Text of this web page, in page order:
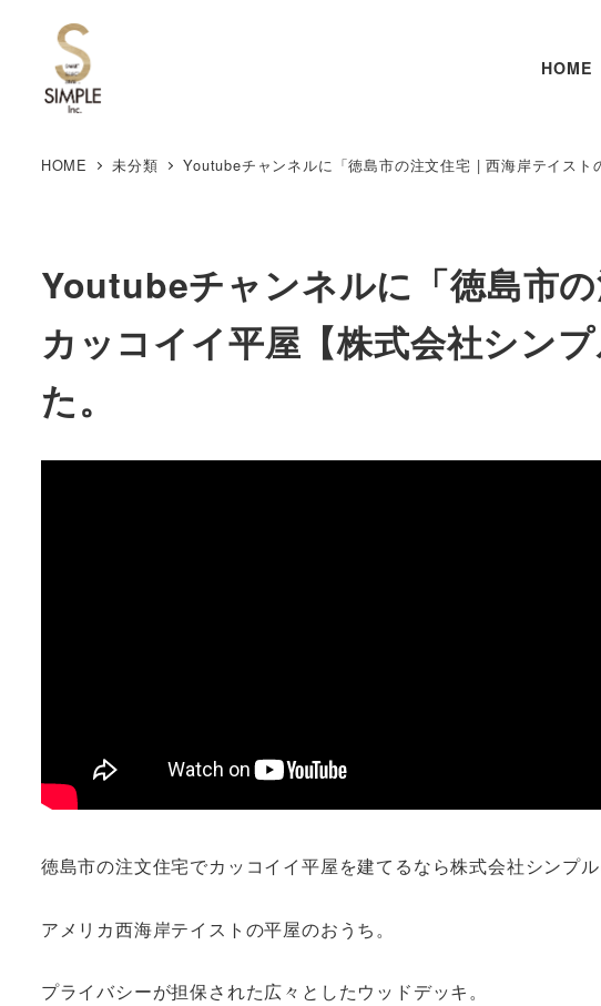
HOME
HOME 未分類 Youtubeチャンネルに「徳島市の注文住宅 | 西海岸テイスト
Youtubeチャンネルに「徳島市
カッコイイ平屋【株式会社シン
た。
徳島市の注文住宅でカッコイイ平屋を建てるなら株式会社シンプル
アメリカ西海岸テイストの平屋のおうち。
プライバシーが担保された広々としたウッドデッキ。